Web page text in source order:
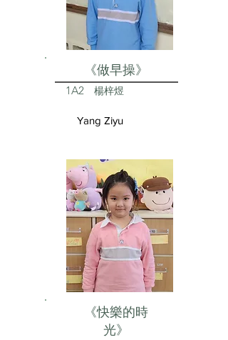
《做早操》
1A2 楊梓煜
Yang Ziyu
《快樂的時
光》